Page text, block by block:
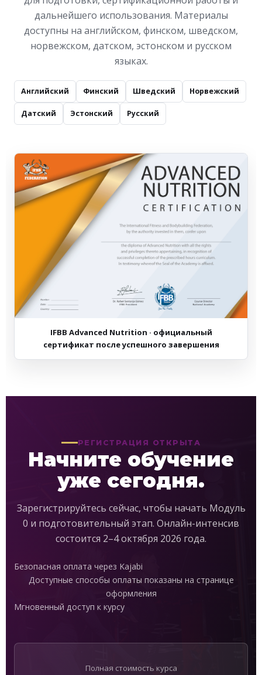
дальнейшего использования. Материалы
доступны на английском, финском, шведском,
норвежском, датском, эстонском и русском
языках.
Английский Финский Шведский Норвежский
Датский Эстонский Русский
IFBB Advanced Nutrition · официальный
сертификат после успешного завершения
РЕГИСТРАЦИЯ ОТКРЫТА
Начните обучение
уже сегодня.
Зарегистрируйтесь сейчас, чтобы начать Модуль
0 и подготовительный этап. Онлайн-интенсив
состоится 2–4 октября 2026 года.
Безопасная оплата через Kajabi
Доступные способы оплаты показаны на странице
оформления
Мгновенный доступ к курсу
Полная стоимость курса